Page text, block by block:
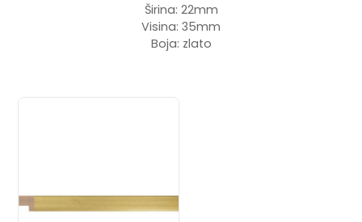
Širina: 22mm
Visina: 35mm
Boja: zlato